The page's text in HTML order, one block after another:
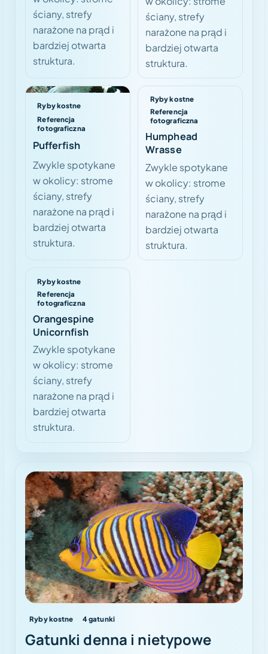
ściany, strefy
narażone na prąd i
bardziej otwarta
struktura.
ściany, strefy
narażone na prąd i
bardziej otwarta
struktura.
Ryby kostne
Referencja
fotograficzna
Pufferfish
Zwykle spotykane
w okolicy: strome
ściany, strefy
narażone na prąd i
bardziej otwarta
struktura.
Ryby kostne
Referencja
fotograficzna
Humphead
Wrasse
Zwykle spotykane
w okolicy: strome
ściany, strefy
narażone na prąd i
bardziej otwarta
struktura.
Ryby kostne
Referencja
fotograficzna
Orangespine
Unicornfish
Zwykle spotykane
w okolicy: strome
ściany, strefy
narażone na prąd i
bardziej otwarta
struktura.
Ryby kostne 4gatunki
Gatunki denna i nietypowe